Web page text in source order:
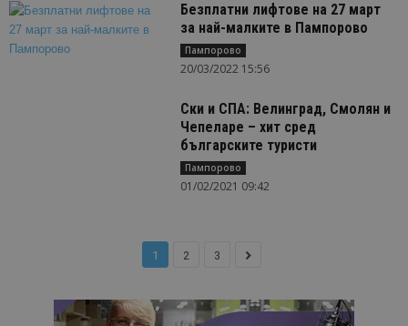
Безплатни лифтове на 27 март
за най-малките в Пампорово
Пампорово
20/03/2022 15:56
Ски и СПА: Велинград, Смолян и
Чепеларе – хит сред
българските туристи
Пампорово
01/02/2021 09:42
1 2 3